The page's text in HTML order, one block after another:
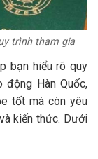
trình tham gia
bạn hiểu rõ quy
động Hàn Quốc,
tốt mà còn yêu
kiến thức. Dưới